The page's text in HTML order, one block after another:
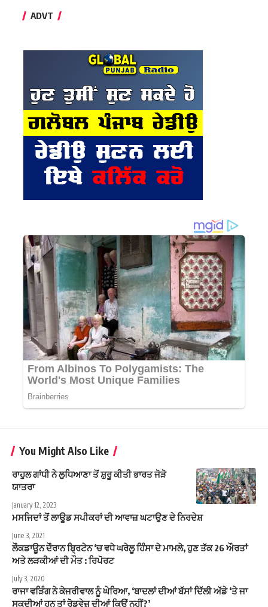
ADVT
You Might Also Like
ਰਾਹੁਲ ਗਾਂਧੀ ਨੇ ਲੁਧਿਆਣਾ ਤੋਂ ਸ਼ੁਰੂ ਕੀਤੀ ਭਾਰਤ ਜੋੜੋ
ਯਾਤਰਾ
January 12, 2023
ਮਸਜਿਦਾਂ ਤੋਂ ਲਾਊਡ ਸਪੀਕਰਾਂ ਦੀ ਆਵਾਜ਼ ਘਟਾਉਣ ਦੇ ਨਿਰਦੇਸ਼
June 3, 2021
ਲੌਕਡਾਊਨ ਦੌਰਾਨ ਬ੍ਰਿਟੇਨ ‘ਚ ਵਧੇ ਘਰੇਲੂ ਹਿੰਸਾ ਦੇ ਮਾਮਲੇ, ਹੁਣ ਤੱਕ 26 ਔਰਤਾਂ
ਅਤੇ ਲੜਕੀਆਂ ਦੀ ਮੌਤ : ਰਿਪੋਰਟ
July 3, 2020
ਰਾਜਾ ਵੜਿੰਗ ਨੇ ਕੇਜਰੀਵਾਲ ਨੂੰ ਘੇਰਿਆ, ‘ਬਾਦਲਾਂ ਦੀਆਂ ਬੱਸਾਂ ਦਿੱਲੀ ਅੱਡੇ ‘ਤੇ ਜਾ
ਸਕਦੀਆਂ ਹਨ ਤਾਂ ਰੋਡਵੇਜ਼ ਦੀਆਂ ਕਿਉਂ ਨਹੀਂ?’